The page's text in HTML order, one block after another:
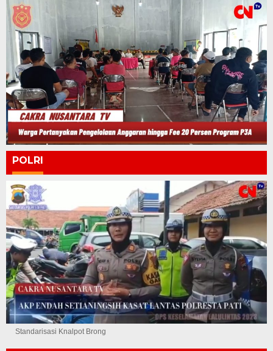
POLRI
Standarisasi Knalpot Brong